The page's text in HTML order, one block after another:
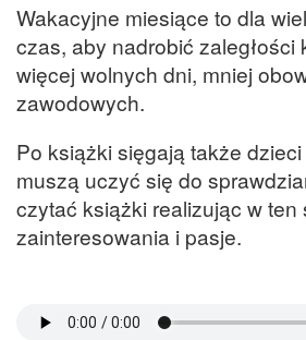
Wakacyjne miesiące to dla
czas, aby nadrobić zaległości
więcej wolnych dni, mniej
zawodowych.
Po książki sięgają także dzieci
muszą uczyć się do
czytać książki realizując w ten
zainteresowania i pasje.